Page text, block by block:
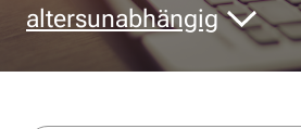
altersunabhängig